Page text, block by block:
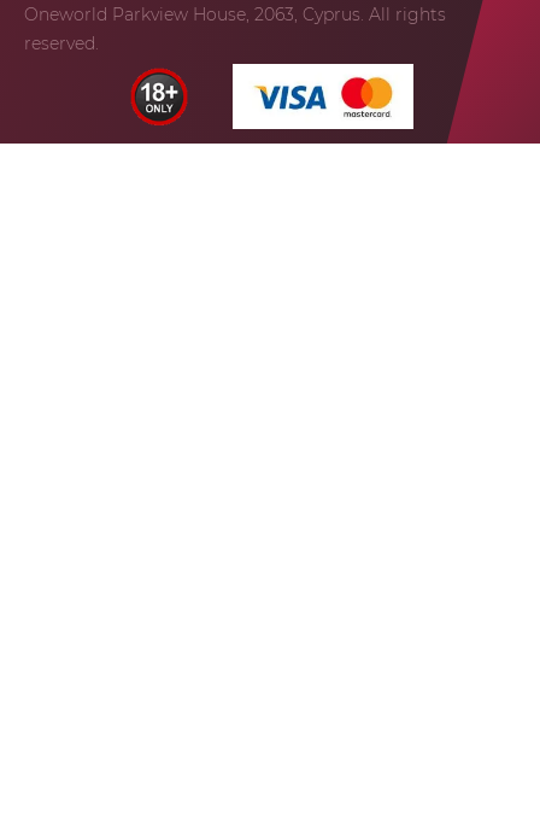
Oneworld Parkview House, 2063, Cyprus. All rights
reserved.